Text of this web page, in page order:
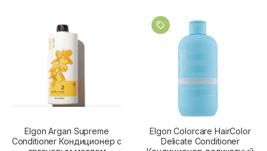
Elgon Argan Supreme
Conditioner Кондиционер с
Elgon Colorcare HairColor
Delicate Conditioner